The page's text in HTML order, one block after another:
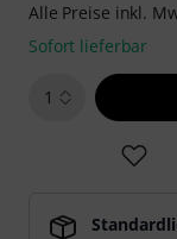
Alle Preise inkl.
Sofort lieferbar
1